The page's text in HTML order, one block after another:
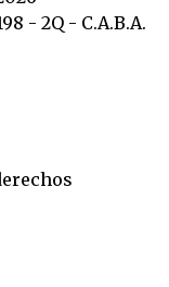
- 2Q - C.A.B.A.